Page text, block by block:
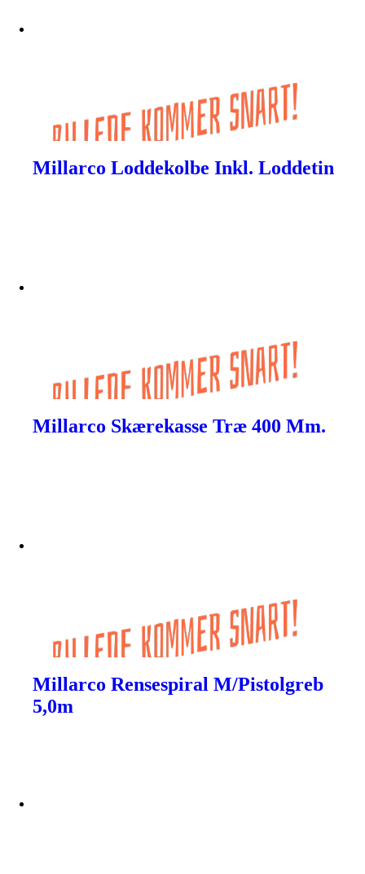
Millarco Loddekolbe Inkl. Loddetin
Millarco Skærekasse Træ 400 Mm.
Millarco Rensespiral M/Pistolgreb
5,0m